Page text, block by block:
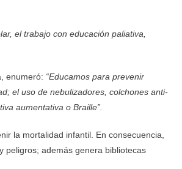
el trabajo con educación paliativa,
enumeró: “Educamos para prevenir
el uso de nebulizadores, colchones anti-
aumentativa o Braille”.
la mortalidad infantil. En consecuencia,
peligros; además genera bibliotecas